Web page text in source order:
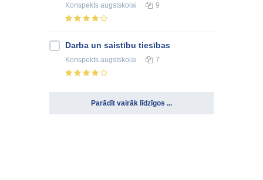
Konspekts augstskolai 9
Darba un saistību tiesības
Konspekts augstskolai 7
Parādīt vairāk līdzīgos ...